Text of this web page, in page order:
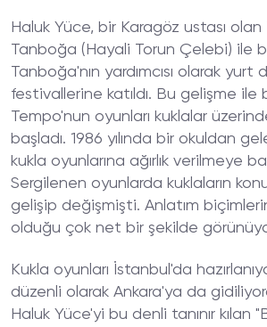
Haluk Yüce, bir Karagöz ustası
Tanboğa (Hayali Torun Çelebi) ile
Tanboğa'nın yardımcısı olarak yurt
festivallerine katıldı. Bu gelişme ile
Tempo'nun oyunları kuklalar
başladı. 1986 yılında bir okuldan
kukla oyunlarına ağırlık verilmeye
Sergilenen oyunlarda kuklaların
gelişip değişmişti. Anlatım
olduğu çok net bir şekilde
Kukla oyunları İstanbul'da
düzenli olarak Ankara'ya da
Haluk Yüce'yi bu denli tanınır kılan